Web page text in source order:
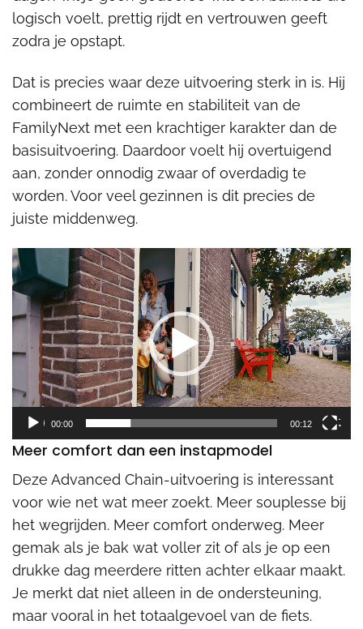
logisch voelt, prettig rijdt en vertrouwen geeft
zodra je opstapt.
Dat is precies waar deze uitvoering sterk in is. Hij
combineert de ruimte en stabiliteit van de
FamilyNext met een krachtiger karakter dan de
basisuitvoering. Daardoor voelt hij overtuigend
aan, zonder onnodig zwaar of overdadig te
worden. Voor veel gezinnen is dit precies de
juiste middenweg.
Videospeler
00:00 00:12
Meer comfort dan een instapmodel
Deze Advanced Chain-uitvoering is interessant
voor wie net wat meer zoekt. Meer souplesse bij
het wegrijden. Meer comfort onderweg. Meer
gemak als je bak wat voller zit of als je op een
drukke dag meerdere ritten achter elkaar maakt.
Je merkt dat niet alleen in de ondersteuning,
maar vooral in het totaalgevoel van de fiets.